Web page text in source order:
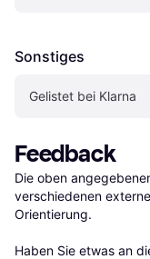
Sonstiges
Gelistet bei Klarna
Feedback
Die oben
verschiedenen
Orientierung.
Haben Sie etwas an